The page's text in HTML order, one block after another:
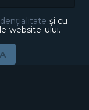
și cu
website-ului.